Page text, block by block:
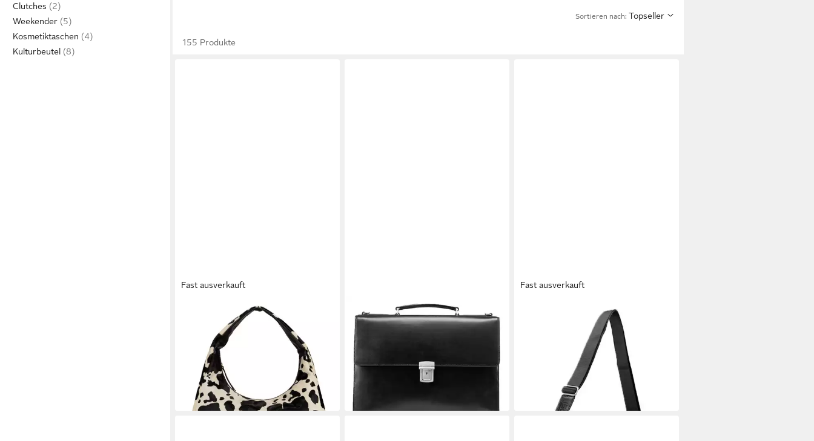
Clutches
Weekender
Kosmetiktaschen
Kulturbeutel
Sortieren nach: Topseller
155 Produkte
Fast ausverkauft
Schultertasche Hobo Bag, aus
echtem Leder
ab 195,30 €
-30%
lieferbar - in 2-3 Werktagen bei dir
Aktentasche Briefcase, aus echtem
Rindsleder
ab 161,21 €
-51%
lieferbar - in 2-3 Werktagen bei dir
Fast ausverkauft
Businesstasche Business Bag, aus
echtem Rindsleder
UVP 349,00 €
lieferbar - in 2-3 Werktagen bei dir